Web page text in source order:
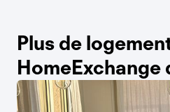
Plus de
HomeExchange